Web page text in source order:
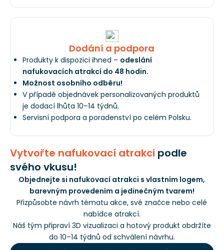
Dodání a podpora
Produkty k dispozici ihned – odeslání
nafukovacích atrakcí do 48 hodin.
Možnost osobního odběru!
V případě objednávek personalizovaných produktů
je dodací lhůta 10–14 týdnů.
Servisní podpora a poradenství po celém Polsku.
Vytvořte nafukovací atrakci podle
svého vkusu!
Objednejte si nafukovací atrakci s vlastním logem,
barevným provedením a jedinečným tvarem!
Přizpůsobte návrh tématu akce, své značce nebo celé
nabídce atrakcí.
Náš tým připraví 3D vizualizaci a hotový produkt obdržíte
do 10–14 týdnů od schválení návrhu.